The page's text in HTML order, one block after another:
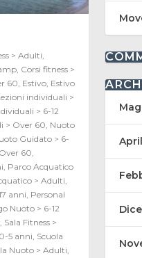
> Adulti,
, Corsi fitness >
60, Estivo, Estivo
individuali >
> 6-12
> Over 60, Nuoto
Guidato > 6-
60,
, Parco Acquatico
> Adulti,
anni, Personal
Nuoto > 6-12
, Sala Fitness >
5 anni, Scuola
Nuoto > Adulti,